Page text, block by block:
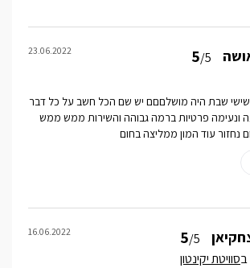
5/5
23.06.2022
שישי שבת היה מושלםםם יש שם הכל חשב על כל דבר
ונעימה פרטיות ברמה גבוהה והשירות ממש ממש
נחזור עוד המון ממליצה בחום
5/5
בסוויטת יקינטון
16.06.2022